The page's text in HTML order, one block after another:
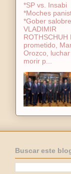
*SP vs. Insabi
*Moches
*Gober
VLADIMIR
ROTHSCHUH
prometido,
Orozco,
morir p...
Buscar este